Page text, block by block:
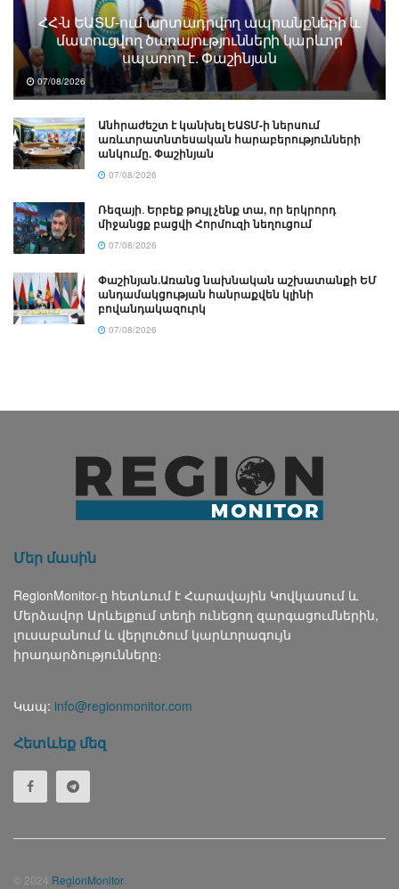
ՀՀ-ն ԵԱՏՄ-ում արտադրվող ապրանքների և
մատուցվող ծառայությունների կարևոր
սպառող է. Փաշինյան
07/08/2026
Անհրաժեշտ է կանխել ԵԱՏՄ-ի ներսում
առևտրատնտեսական հարաբերությունների
անկումը. Փաշինյան
07/08/2026
Ռեզայի․ Երբեք թույլ չենք տա, որ երկրորդ
միջանցք բացվի Հորմուզի նեղուցում
07/08/2026
Փաշինյան.Առանց նախնական աշխատանքի ԵՄ
անդամակցության հանրաքվեն կլինի
բովանդակազուրկ
07/08/2026
Մեր մասին
RegionMonitor-ը հետևում է Հարավային Կովկասում և
Մերձավոր Արևելքում տեղի ունեցող զարգացումներին,
լուսաբանում և վերլուծում կարևորագույն
իրադարձությունները։
Կապ: info@regionmonitor.com
Հետևեք մեզ
© 2024 RegionMonitor